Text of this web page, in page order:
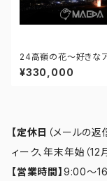
24高嶺の花～好きな
はきっと…～-大曲の
回全国花火競技大会
¥330,000
【定休日 （メールの
ィーク、年末年始（
【営業時間】 9:00～